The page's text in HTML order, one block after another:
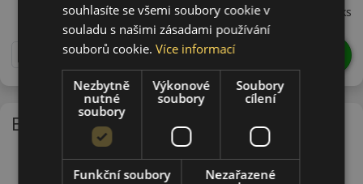
/ks
ks
EU - štítek
souhlasíte se všemi soubory cookie v
souladu s našimi zásadami používání
souborů cookie.Více informací
Nezbytně
nutné
soubory
Výkonové
soubory
Soubory
cílení
Funkční soubory
Nezařazené